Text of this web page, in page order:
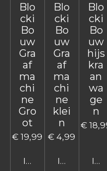
Blo
cki
Bo
uw
Gra
af
ma
chi
ne
Gro
ot
€ 19,99
In winkelwagen
Blo
cki
Bo
uw
Gra
af
ma
chi
ne
klei
n
€ 4,99
In
Blo
cki
Bo
uw
hijs
kra
an
wa
ge
n
€
In